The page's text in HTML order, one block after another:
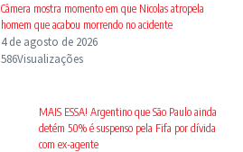
Câmera mostra momento em que Nicolas atropela
homem que acabou morrendo no acidente
4 de agosto de 2026
586Visualizações
MAIS ESSA! Argentino que São Paulo ainda
detém 50% é suspenso pela Fifa por dívida
com ex-agente